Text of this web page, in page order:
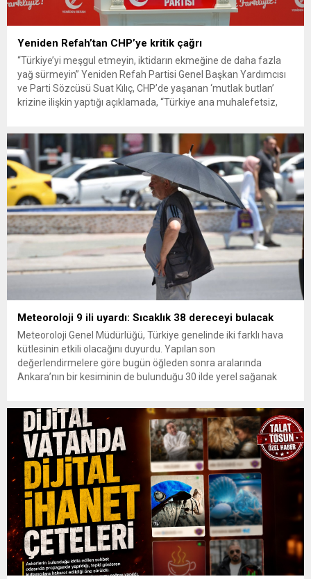
Yeniden Refah’tan CHP’ye kritik çağrı
“Türkiye’yi meşgul etmeyin, iktidarın ekmeğine de daha fazla
yağ sürmeyin” Yeniden Refah Partisi Genel Başkan Yardımcısı
ve Parti Sözcüsü Suat Kılıç, CHP’de yaşanan ‘mutlak butlan’
krizine ilişkin yaptığı açıklamada, “Türkiye ana muhalefetsiz,
olun. Türkiye’yi...
Meteoroloji 9 ili uyardı: Sıcaklık 38 dereceyi bulacak
Meteoroloji Genel Müdürlüğü, Türkiye genelinde iki farklı hava
kütlesinin etkili olacağını duyurdu. Yapılan son
değerlendirmelere göre bugün öğleden sonra aralarında
Ankara’nın bir kesiminin de bulunduğu 30 ilde yerel sağanak
üzerine çıkarak yaz değerlerine ulaşacak. Ayrıca...